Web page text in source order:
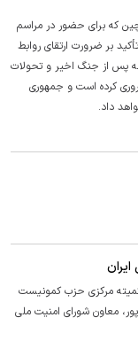
که برای حضور در مراسم
بر ضرورت ارتقای روابط
پس از جنگ اخیر و تحولات
کرده است و جمهوری
داد.
مرکزی حزب کمونیست
نظامی پور، معاون شورای امنیت ملی